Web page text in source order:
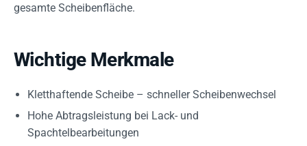
gesamte Scheibenfläche.
Wichtige Merkmale
Kletthaftende Scheibe – schneller Scheibenwechsel
Hohe Abtragsleistung bei Lack- und
Spachtelbearbeitungen